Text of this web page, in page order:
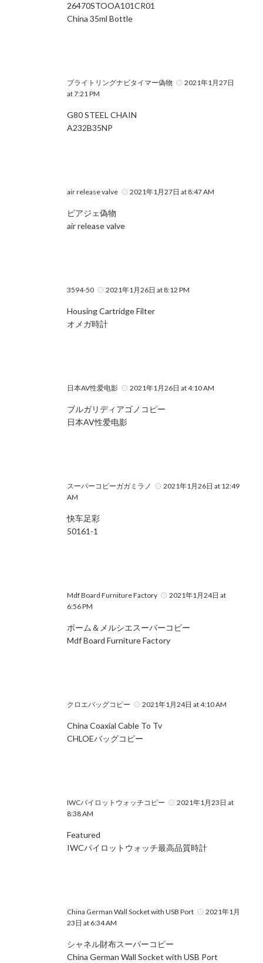
26470STOOA101CR01
China 35ml Bottle
ブライトリングナビタイマー偽物
2021年1月27日
at 7:21 PM
G80 STEEL CHAIN
A232B35NP
air release valve 2021年1月27日 at 8:47 AM
ピアジェ偽物
air release valve
3594-50 2021年1月26日 at 8:12 PM
Housing Cartridge Filter
オメガ時計
日本AV性爱电影 2021年1月26日 at 4:10 AM
ブルガリディアゴノコピー
日本AV性爱电影
スーパーコピーガガミラノ
2021年1月26日 at 12:49
AM
快车足彩
50161-1
Mdf Board Furniture Factory
2021年1月24日 at
6:56 PM
ボーム＆メルシエスーパーコピー
Mdf Board Furniture Factory
クロエバッグコピー 2021年1月24日 at 4:10 AM
China Coaxial Cable To Tv
CHLOEバッグコピー
IWCパイロットウォッチコピー
2021年1月23日 at
8:38 AM
Featured
IWCパイロットウォッチ最高品質時計
China German Wall Socket with USB Port
2021年1月
23日 at 6:34 AM
シャネル財布スーパーコピー
China German Wall Socket with USB Port